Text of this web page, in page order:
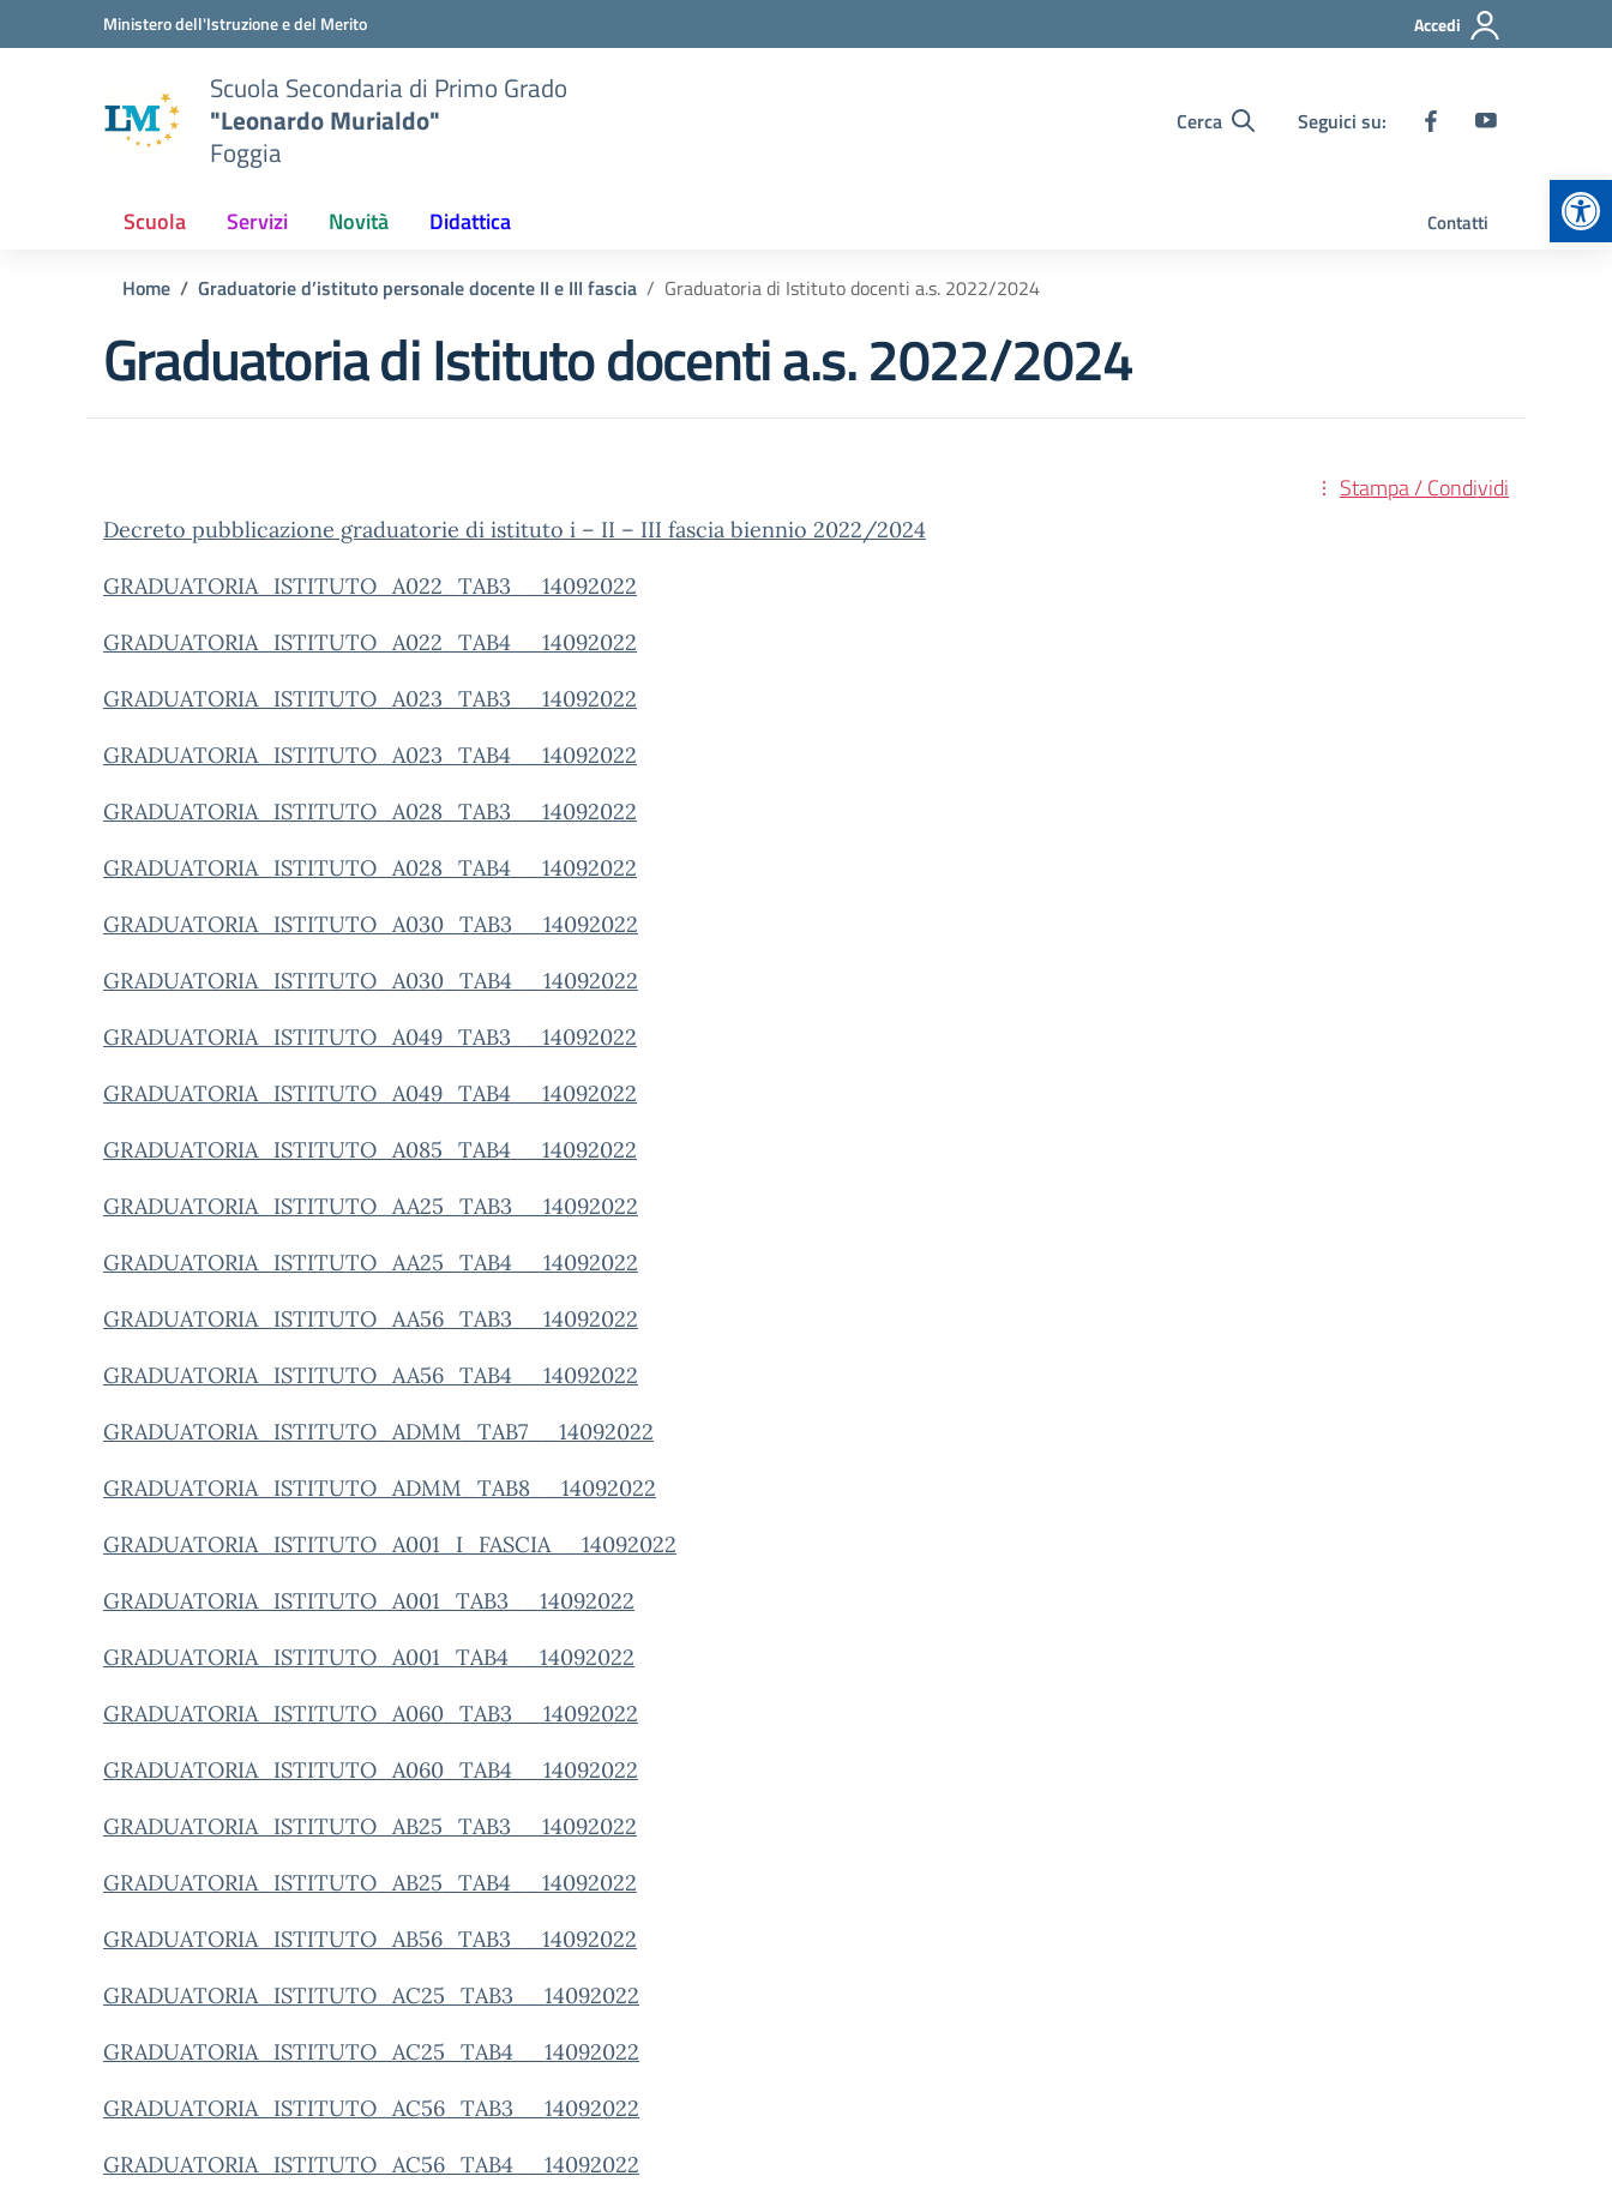
Vai ai contenuti
Vai al menu di navigazioneMinistero dell'Istruzione e del Merito Accedi
Scuola Secondaria di Primo Grado
"Leonardo Murialdo"
Foggia
Cerca Seguici su:
Scuola Servizi Novità Didattica Contatti
Home Graduatorie d’istituto personale docente II e III fascia Graduatoria di Istituto docenti a.s. 2022/2024
Graduatoria di Istituto docenti a.s. 2022/2024
Stampa / Condividi
Decreto pubblicazione graduatorie di istituto i – II – III fascia biennio 2022/2024
GRADUATORIA_ISTITUTO_A022_TAB3__14092022
GRADUATORIA_ISTITUTO_A022_TAB4__14092022
GRADUATORIA_ISTITUTO_A023_TAB3__14092022
GRADUATORIA_ISTITUTO_A023_TAB4__14092022
GRADUATORIA_ISTITUTO_A028_TAB3__14092022
GRADUATORIA_ISTITUTO_A028_TAB4__14092022
GRADUATORIA_ISTITUTO_A030_TAB3__14092022
GRADUATORIA_ISTITUTO_A030_TAB4__14092022
GRADUATORIA_ISTITUTO_A049_TAB3__14092022
GRADUATORIA_ISTITUTO_A049_TAB4__14092022
GRADUATORIA_ISTITUTO_A085_TAB4__14092022
GRADUATORIA_ISTITUTO_AA25_TAB3__14092022
GRADUATORIA_ISTITUTO_AA25_TAB4__14092022
GRADUATORIA_ISTITUTO_AA56_TAB3__14092022
GRADUATORIA_ISTITUTO_AA56_TAB4__14092022
GRADUATORIA_ISTITUTO_ADMM_TAB7__14092022
GRADUATORIA_ISTITUTO_ADMM_TAB8__14092022
GRADUATORIA_ISTITUTO_A001_I_FASCIA__14092022
GRADUATORIA_ISTITUTO_A001_TAB3__14092022
GRADUATORIA_ISTITUTO_A001_TAB4__14092022
GRADUATORIA_ISTITUTO_A060_TAB3__14092022
GRADUATORIA_ISTITUTO_A060_TAB4__14092022
GRADUATORIA_ISTITUTO_AB25_TAB3__14092022
GRADUATORIA_ISTITUTO_AB25_TAB4__14092022
GRADUATORIA_ISTITUTO_AB56_TAB3__14092022
GRADUATORIA_ISTITUTO_AC25_TAB3__14092022
GRADUATORIA_ISTITUTO_AC25_TAB4__14092022
GRADUATORIA_ISTITUTO_AC56_TAB3__14092022
GRADUATORIA_ISTITUTO_AC56_TAB4__14092022